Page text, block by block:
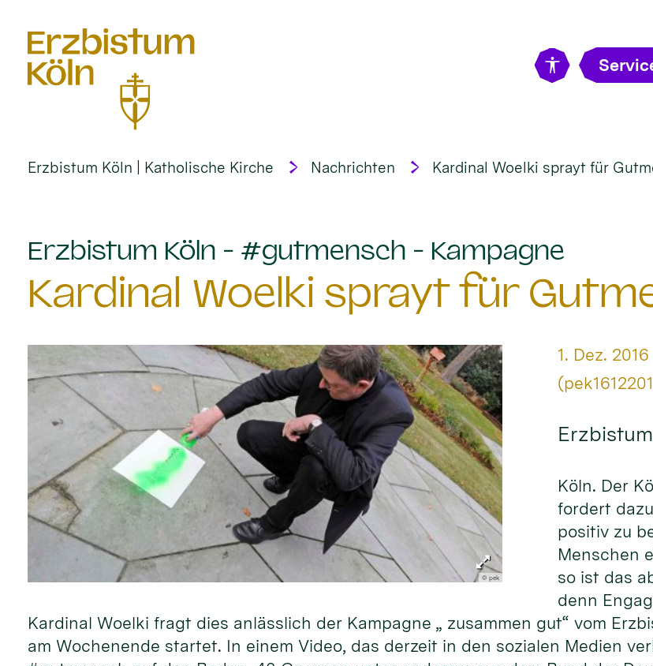
Erzbistum Köln | Katholische Kirche Nachrichten Kardinal Woelki sprayt für
Erzbistum Köln - #gutmensch - Kampagne
Kardinal Woelki sprayt für
© pek
Datum:
1. Dez. 2016
Von:
Köln. Der
fordert
positiv zu
Menschen
so ist das
denn
Kardinal Woelki fragt dies anlässlich der Kampagne „ zusammen gut“ vom
am Wochenende startet. In einem Video, das derzeit in den sozialen Medien